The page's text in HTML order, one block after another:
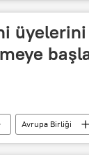
Avrupa Birliği
Ukrayna